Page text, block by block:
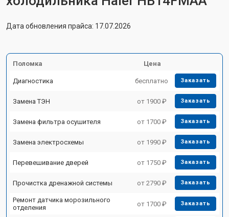
Дата обновления прайса: 17.07.2026
Поломка Цена
Диагностика бесплатно Заказать
Замена ТЭН от 1900 ₽ Заказать
Замена фильтра осушителя от 1700 ₽ Заказать
Замена электросхемы от 1990 ₽ Заказать
Перевешивание дверей от 1750 ₽ Заказать
Прочистка дренажной системы от 2790 ₽ Заказать
Ремонт датчика морозильного
отделения
от 1700 ₽ Заказать